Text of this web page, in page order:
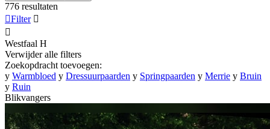
776 resultaten
Filter 

Westfaal H
Verwijder alle filters
Zoekopdracht toevoegen:
y Warmbloed y Dressuurpaarden y Springpaarden y Merrie y Bruin
y Ruin
Blikvangers